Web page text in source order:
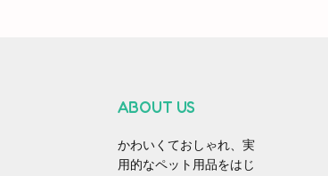
ABOUT US
かわいくておしゃれ、実
用的なペット用品をはじ